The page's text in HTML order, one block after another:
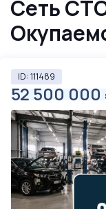
Сеть
ID: 111489
52 500 000